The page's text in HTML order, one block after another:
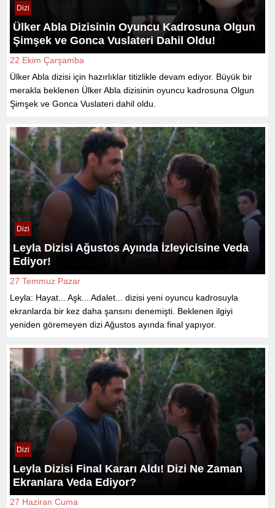
Dizi
Ülker Abla Dizisinin Oyuncu Kadrosuna Olgun
Şimşek ve Gonca Vuslateri Dahil Oldu!
22 Ekim Çarşamba
Ülker Abla dizisi için hazırlıklar titizlikle devam ediyor. Büyük bir
merakla beklenen Ülker Abla dizisinin oyuncu kadrosuna Olgun
Şimşek ve Gonca Vuslateri dahil oldu.
Dizi
Leyla Dizisi Ağustos Ayında İzleyicisine Veda
Ediyor!
27 Temmuz Pazar
Leyla: Hayat... Aşk... Adalet... dizisi yeni oyuncu kadrosuyla
ekranlarda bir kez daha şansını denemişti. Beklenen ilgiyi
yeniden göremeyen dizi Ağustos ayında final yapıyor.
Dizi
Leyla Dizisi Final Kararı Aldı! Dizi Ne Zaman
Ekranlara Veda Ediyor?
27 Haziran Cuma